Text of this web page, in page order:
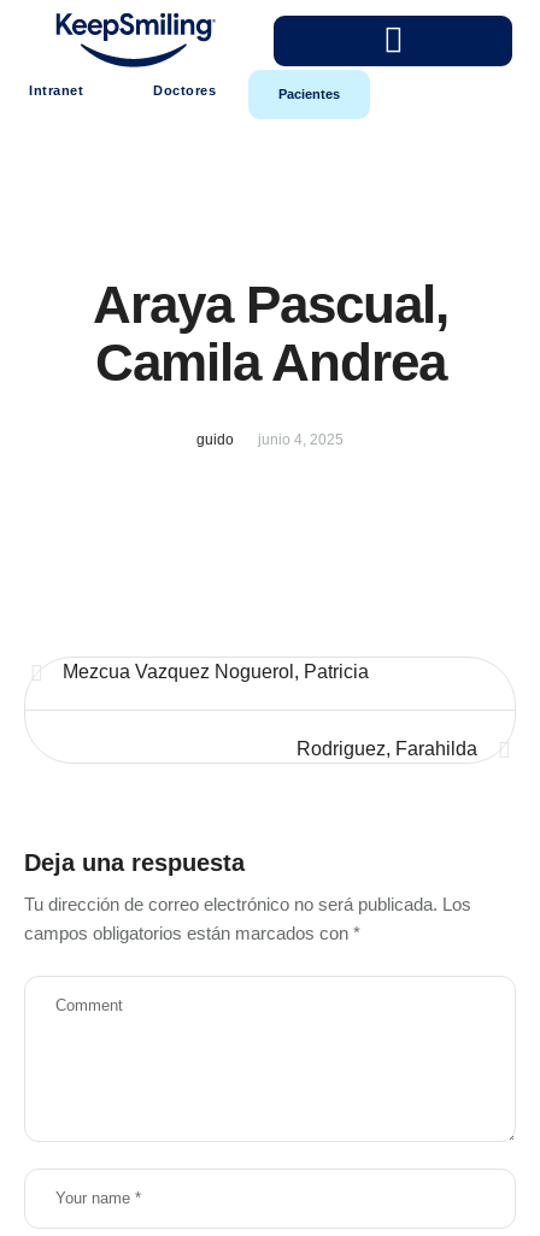
Intranet Doctores Pacientes
Araya Pascual,
Camila Andrea
guido junio 4, 2025
Mezcua Vazquez Noguerol, Patricia
Rodriguez, Farahilda
Deja una respuesta
Tu dirección de correo electrónico no será publicada. Los
campos obligatorios están marcados con *